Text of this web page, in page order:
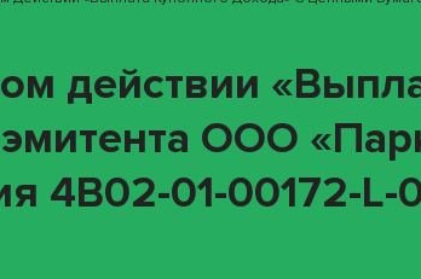
действии
ООО
4B02-01-00172-L-